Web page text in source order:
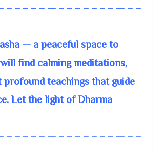
– – – – – — – – – – – – – — – –
— a peaceful space to
find calming meditations,
profound teachings that guide
Let the light of Dharma
– – – – – — – – – – – – – — – –